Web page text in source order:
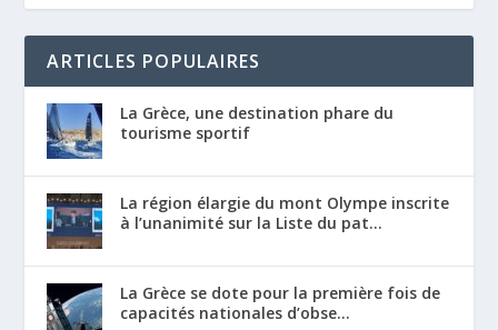
ARTICLES POPULAIRES
La Grèce, une destination phare du
tourisme sportif
La région élargie du mont Olympe inscrite
à l’unanimité sur la Liste du pat...
La Grèce se dote pour la première fois de
capacités nationales d’obse...